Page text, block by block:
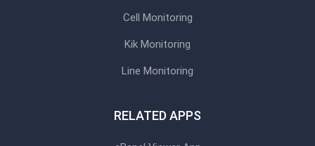
Cell Monitoring
Kik Monitoring
Line Monitoring
RELATED APPS